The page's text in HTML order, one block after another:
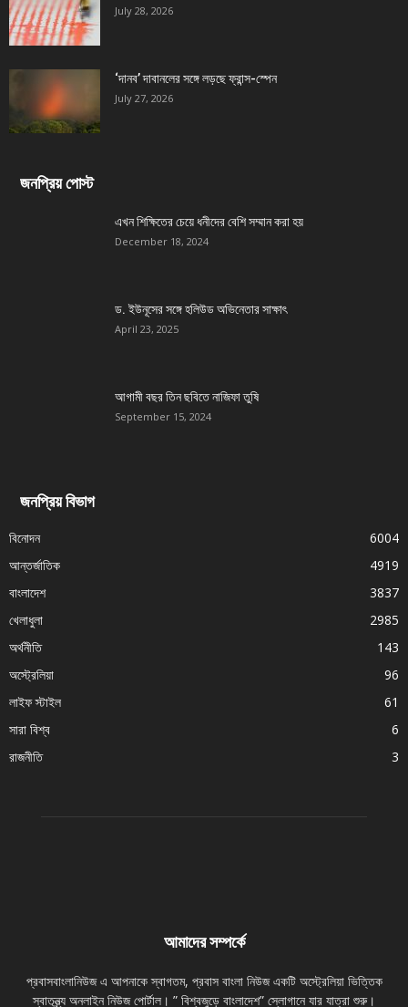
July 28, 2026
‘দানব’ দাবানলের সঙ্গে লড়ছে ফ্রান্স-স্পেন
July 27, 2026
জনপ্রিয় পোস্ট
এখন শিক্ষিতের চেয়ে ধনীদের বেশি সম্মান করা হয়
December 18, 2024
ড. ইউনূসের সঙ্গে হলিউড অভিনেতার সাক্ষাৎ
April 23, 2025
আগামী বছর তিন ছবিতে নাজিফা তুষি
September 15, 2024
জনপ্রিয় বিভাগ
বিনোদন
6004
আন্তর্জাতিক
4919
বাংলাদেশ
3837
খেলাধুলা
2985
অর্থনীতি
143
অস্ট্রেলিয়া
96
লাইফ স্টাইল
61
সারা বিশ্ব
6
রাজনীতি
3
আমাদের সম্পর্কে
প্রবাসবাংলানিউজ এ আপনাকে স্বাগতম, প্রবাস বাংলা নিউজ একটি অস্ট্রেলিয়া ভিত্তিক
স্বাতন্ত্র্য অনলাইন নিউজ পোর্টাল। ” বিশ্বজুড়ে বাংলাদেশ” স্লোগানে যার যাত্রা শুরু।